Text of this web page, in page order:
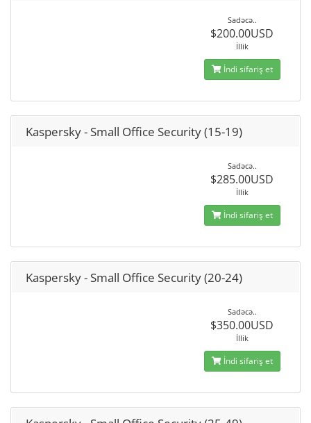
Sadəcə..
$200.00USD
İllik
İndi sifariş et
Kaspersky - Small Office Security (15-19)
Sadəcə..
$285.00USD
İllik
İndi sifariş et
Kaspersky - Small Office Security (20-24)
Sadəcə..
$350.00USD
İllik
İndi sifariş et